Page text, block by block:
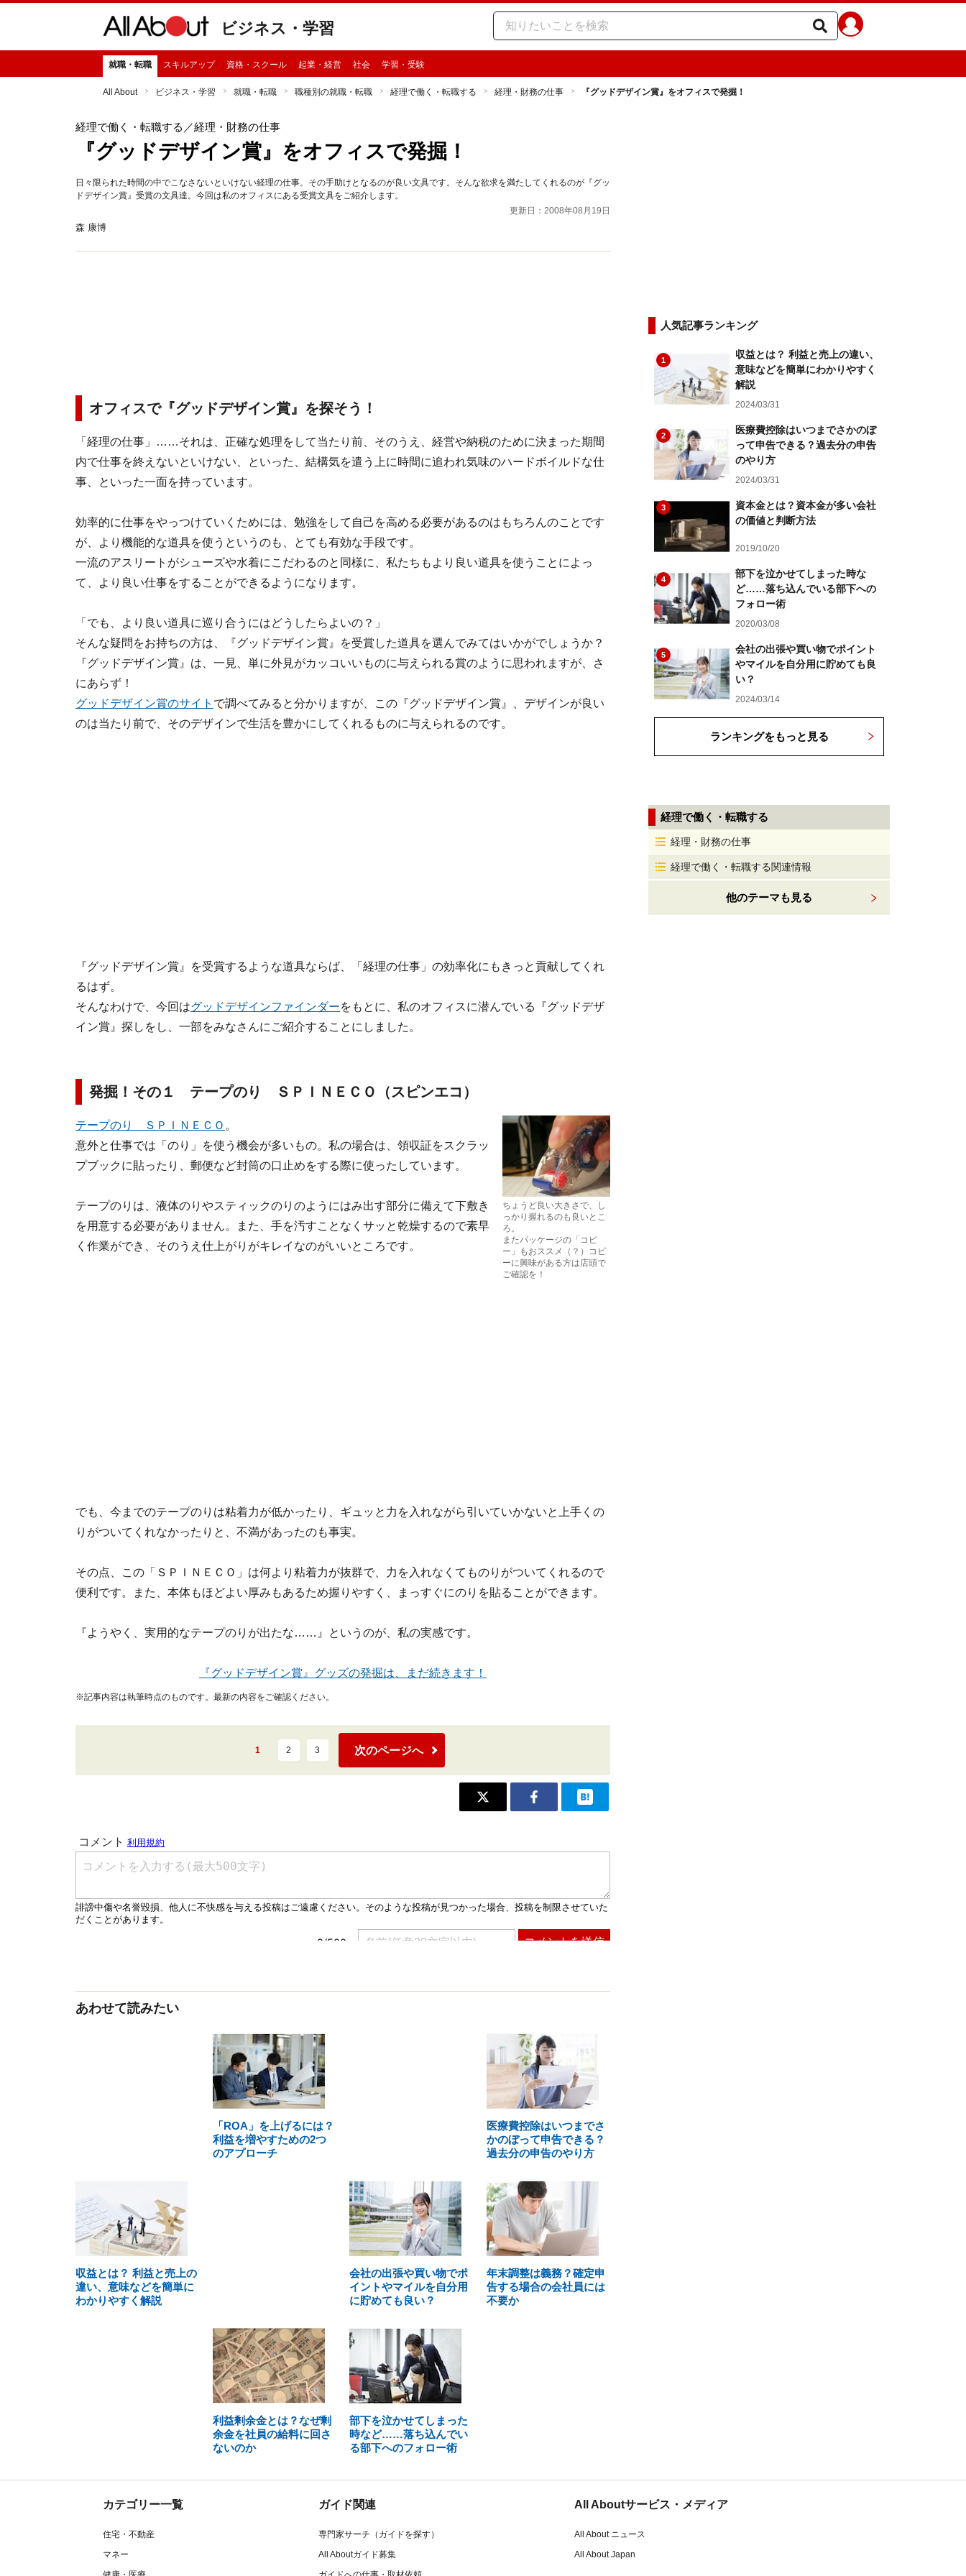
ビジネス・学習
就職・転職 スキルアップ 資格・スクール 起業・経営 社会 学習・受験
All About ビジネス・学習 就職・転職 職種別の就職・転職 経理で働く・転職する 経理・財務の仕事 『グッドデザイン賞』をオフィスで発掘！
経理で働く・転職する ／経理・財務の仕事
『グッドデザイン賞』をオフィスで発掘！
日々限られた時間の中でこなさないといけない経理の仕事。その手助けとなるのが良い文具です。そんな欲求を満たしてくれるのが『グッ
ドデザイン賞』受賞の文具達。今回は私のオフィスにある受賞文具をご紹介します。
更新日：2008年08月19日
森 康博
オフィスで『グッドデザイン賞』を探そう！
「経理の仕事」……それは、正確な処理をして当たり前、そのうえ、経営や納税のために決まった期間
内で仕事を終えないといけない、といった、結構気を遣う上に時間に追われ気味のハードボイルドな仕
事、といった一面を持っています。
効率的に仕事をやっつけていくためには、勉強をして自己を高める必要があるのはもちろんのことです
が、より機能的な道具を使うというのも、とても有効な手段です。
一流のアスリートがシューズや水着にこだわるのと同様に、私たちもより良い道具を使うことによっ
て、より良い仕事をすることができるようになります。
「でも、より良い道具に巡り合うにはどうしたらよいの？」
そんな疑問をお持ちの方は、『グッドデザイン賞』を受賞した道具を選んでみてはいかがでしょうか？
『グッドデザイン賞』は、一見、単に外見がカッコいいものに与えられる賞のように思われますが、さ
にあらず！
グッドデザイン賞のサイト で調べてみると分かりますが、この『グッドデザイン賞』、デザインが良い
のは当たり前で、そのデザインで生活を豊かにしてくれるものに与えられるのです。
『グッドデザイン賞』を受賞するような道具ならば、「経理の仕事」の効率化にもきっと貢献してくれ
るはず。
そんなわけで、今回はグッドデザインファインダーをもとに、私のオフィスに潜んでいる『グッドデザ
イン賞』探しをし、一部をみなさんにご紹介することにしました。
発掘！その１ テープのり ＳＰＩＮＥＣＯ（スピンエコ）
ちょうど良い大きさで、し
っかり握れるのも良いとこ
ろ。
またパッケージの「コピ
ー」もおススメ（？）コピ
ーに興味がある方は店頭で
ご確認を！
テープのり ＳＰＩＮＥＣＯ 。
意外と仕事では「のり」を使う機会が多いもの。私の場合は、領収証をスクラッ
プブックに貼ったり、郵便など封筒の口止めをする際に使ったしています。
テープのりは、液体のりやスティックのりのようにはみ出す部分に備えて下敷き
を用意する必要がありません。また、手を汚すことなくサッと乾燥するので素早
く作業ができ、そのうえ仕上がりがキレイなのがいいところです。
でも、今までのテープのりは粘着力が低かったり、ギュッと力を入れながら引いていかないと上手くの
りがついてくれなかったりと、不満があったのも事実。
その点、この「ＳＰＩＮＥＣＯ」は何より粘着力が抜群で、力を入れなくてものりがついてくれるので
便利です。また、本体もほどよい厚みもあるため握りやすく、まっすぐにのりを貼ることができます。
『ようやく、実用的なテープのりが出たな……』というのが、私の実感です。
『グッドデザイン賞』グッズの発掘は、まだ続きます！
※記事内容は執筆時点のものです。最新の内容をご確認ください。
1 2 3 次のページへ
あわせて読みたい
「ROA」を上げるには？
利益を増やすための2つ
のアプローチ
医療費控除はいつまでさ
かのぼって申告できる？
過去分の申告のやり方
収益とは？ 利益と売上の
違い、意味などを簡単に
わかりやすく解説
会社の出張や買い物でポ
イントやマイルを自分用
に貯めても良い？
年末調整は義務？確定申
告する場合の会社員には
不要か
利益剰余金とは？なぜ剰
余金を社員の給料に回さ
ないのか
部下を泣かせてしまった
時など……落ち込んでい
る部下へのフォロー術
人気記事ランキング
1
収益とは？ 利益と売上の違い、
意味などを簡単にわかりやすく
解説
2024/03/31
2
医療費控除はいつまでさかのぼ
って申告できる？過去分の申告
のやり方
2024/03/31
3
資本金とは？資本金が多い会社
の価値と判断方法
2019/10/20
4
部下を泣かせてしまった時な
ど……落ち込んでいる部下への
フォロー術
2020/03/08
5
会社の出張や買い物でポイント
やマイルを自分用に貯めても良
い？
2024/03/14
ランキングをもっと見る
経理で働く・転職する
経理・財務の仕事
経理で働く・転職する関連情報
他のテーマも見る
カテゴリー一覧
住宅・不動産
マネー
ガイド関連
専門家サーチ（ガイドを探す）
All Aboutガイド募集
All Aboutサービス・メディア
All About ニュース
All About Japan